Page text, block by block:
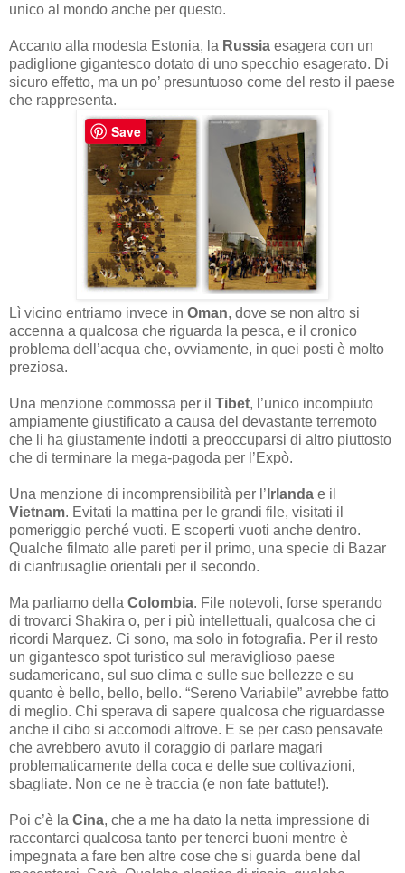
unico al mondo anche per questo.
Accanto alla modesta Estonia, la Russia esagera con un
padiglione gigantesco dotato di uno specchio esagerato. Di
sicuro effetto, ma un po’ presuntuoso come del resto il paese
che rappresenta.
Lì vicino entriamo invece in Oman, dove se non altro si
accenna a qualcosa che riguarda la pesca, e il cronico
problema dell’acqua che, ovviamente, in quei posti è molto
preziosa.
Una menzione commossa per il Tibet, l’unico incompiuto
ampiamente giustificato a causa del devastante terremoto
che li ha giustamente indotti a preoccuparsi di altro piuttosto
che di terminare la mega-pagoda per l’Expò.
Una menzione di incomprensibilità per l’ Irlanda e il
Vietnam. Evitati la mattina per le grandi file, visitati il
pomeriggio perché vuoti. E scoperti vuoti anche dentro.
Qualche filmato alle pareti per il primo, una specie di Bazar
di cianfrusaglie orientali per il secondo.
Ma parliamo della Colombia. File notevoli, forse sperando
di trovarci Shakira o, per i più intellettuali, qualcosa che ci
ricordi Marquez. Ci sono, ma solo in fotografia. Per il resto
un gigantesco spot turistico sul meraviglioso paese
sudamericano, sul suo clima e sulle sue bellezze e su
quanto è bello, bello, bello. “Sereno Variabile” avrebbe fatto
di meglio. Chi sperava di sapere qualcosa che riguardasse
anche il cibo si accomodi altrove. E se per caso pensavate
che avrebbero avuto il coraggio di parlare magari
problematicamente della coca e delle sue coltivazioni,
sbagliate. Non ce ne è traccia (e non fate battute!).
Poi c’è la Cina, che a me ha dato la netta impressione di
raccontarci qualcosa tanto per tenerci buoni mentre è
impegnata a fare ben altre cose che si guarda bene dal
Save